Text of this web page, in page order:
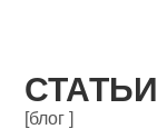
СТАТЬИ
[блог ]